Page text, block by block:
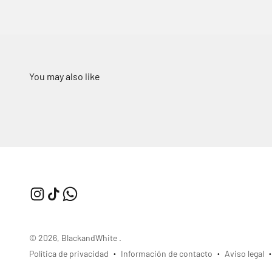
© 2026, BlackandWhite .
Política de privacidad
Información de contacto Aviso legal